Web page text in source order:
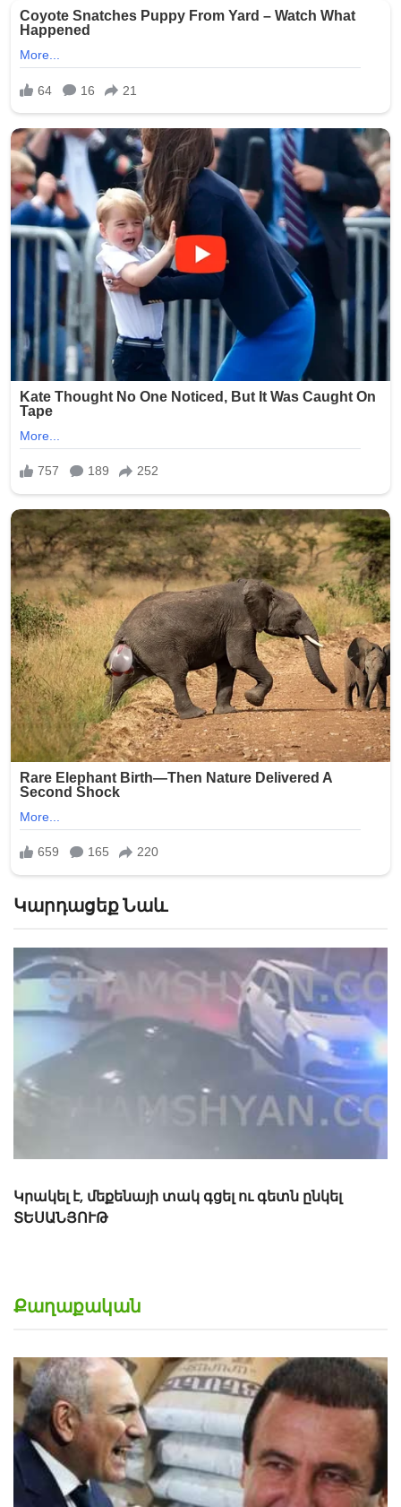
Կարդացեք Նաև
«Թուրքերը բացում են». Ինչ շշնջաց Միրզոյանը
Փաշինյանի ականջին ՏԵՍԱՆՅՈՒԹ
Քաղաքական